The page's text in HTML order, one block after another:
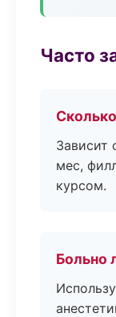
Часто
Зависит
мес,
курсом.
Больно